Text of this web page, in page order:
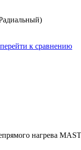
перейти к сравнению
нагрева